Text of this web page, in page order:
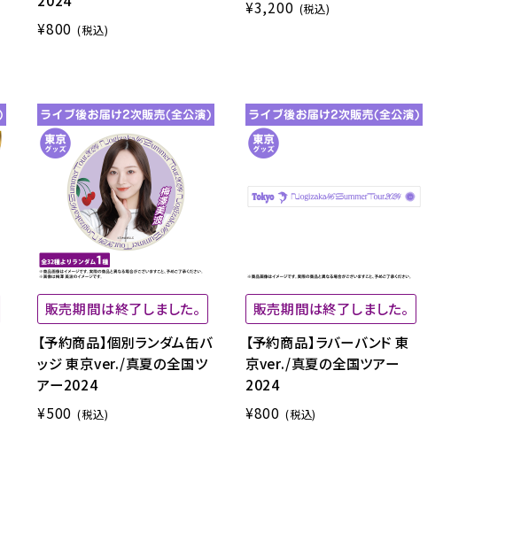
¥800 (税込)
¥3,200 (税込)
販売期間は終了しました。
【予約商品】個別ランダム缶バ
ッジ 東京ver./真夏の全国ツ
アー2024
¥500 (税込)
販売期間は終了しました。
【予約商品】ラバーバンド 東
京ver./真夏の全国ツアー
2024
¥800 (税込)